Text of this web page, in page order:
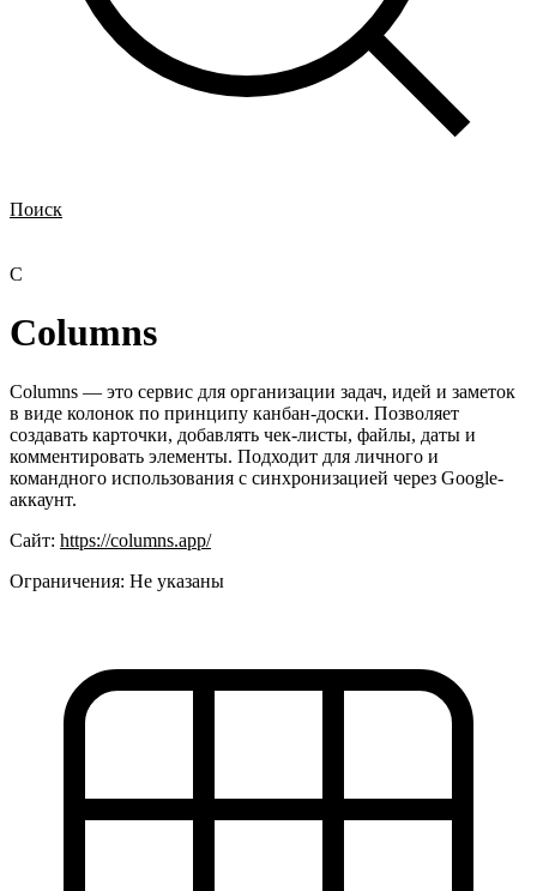
Поиск
C
Columns
Columns — это сервис для организации задач, идей и заметок
в виде колонок по принципу канбан-доски. Позволяет
создавать карточки, добавлять чек-листы, файлы, даты и
комментировать элементы. Подходит для личного и
командного использования с синхронизацией через Google-
аккаунт.
Сайт: https://columns.app/
Ограничения: Не указаны